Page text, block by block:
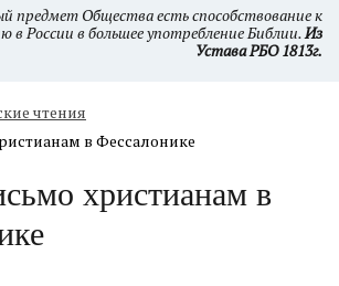
предмет Общества есть способствование к
в России в большее употребление Библии.Из
Устава РБО 1813г.
чтения
в Фессалонике
христианам в